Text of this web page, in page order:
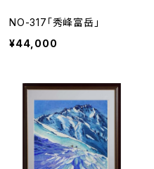
NO-317「秀峰富岳」
¥44,000